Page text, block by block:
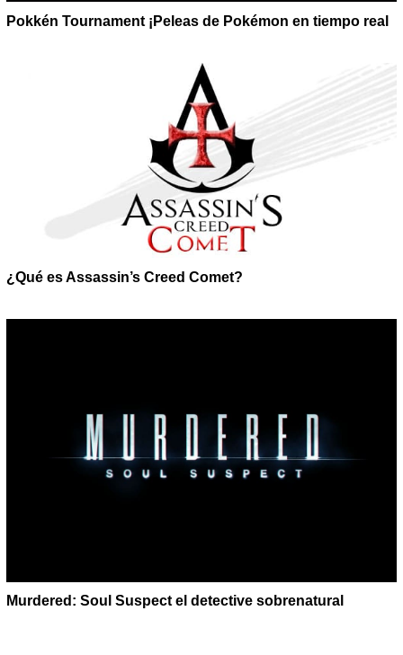
Pokkén Tournament ¡Peleas de Pokémon en tiempo real
¿Qué es Assassin’s Creed Comet?
Murdered: Soul Suspect el detective sobrenatural